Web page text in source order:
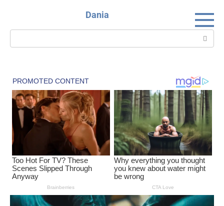
Dania
Search: